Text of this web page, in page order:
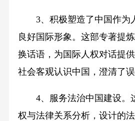
3、积极塑造了中国作为
良好国际形象。这部专著提
换话语，为国际人权对话提
社会客观认识中国，澄清了误
4、服务法治中国建设。
权与法律关系分析，设计的